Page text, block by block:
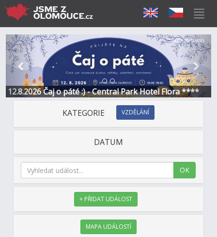
12.8.2026 Čaj o páté :) - Central Park Hotel Flora ****
Předchozí Další
Sponzorováno
KATEGORIE VZDĚLÁNÍ
DATUM
OK
+ PŘIDAT UDÁLOST
MAPA UDÁLOSTÍ